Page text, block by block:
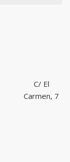
C/ El
Carmen, 7